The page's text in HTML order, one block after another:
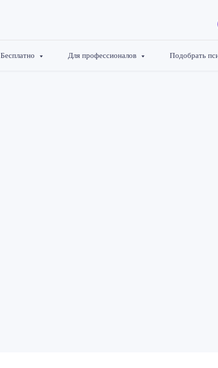
Бесплатно Для профессионалов Подобрать